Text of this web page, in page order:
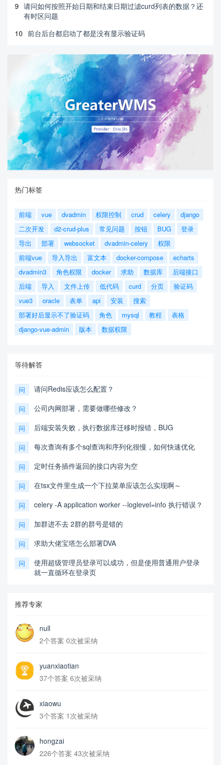
9 请问如何按照开始日期和结束日期过滤curd列表的数据？还
有时区问题
10 前台后台都启动了都是没有显示验证码
热门标签
前端 vue dvadmin 权限控制 crud celery
django
二次开发
d2-crud-plus 常见问题 按钮 BUG
登录
导出
部署 websocket dvadmin-celery
权限
前端vue
导入导出 富文本 docker-compose
echarts
dvadmin3
角色权限 docker 求助 数据库
后端接口
后端
导入 文件上传 低代码 curd 分页
验证码
vue3
oracle 表单 api 安装
搜索
部署好后显示不了验证码
角色 mysql 教程
表格
django-vue-admin
版本 数据权限
等待解答
问 请问Redis应该怎么配置？
问 公司内网部署，需要做哪些修改？
问 后端安装失败，执行数据库迁移时报错，BUG
问 每次查询有多个sql查询和序列化很慢，如何快速优化
问 定时任务插件返回的接口内容为空
问 在tsx文件里生成一个下拉菜单应该怎么实现啊～
问 celery -A application worker --loglevel=info 执行错误？
问 加群进不去 2群的群号是错的
问 求助大佬宝塔怎么部署DVA
问
使用超级管理员登录可以成功，但是使用普通用户登录
就一直循环在登录页
推荐专家
null
2个答案 0次被采纳
yuanxiaotian
37个答案 6次被采纳
xiaowu
3个答案 1次被采纳
hongzai
226个答案 43次被采纳